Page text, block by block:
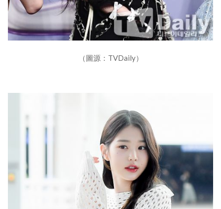
（圖源：TVDaily）